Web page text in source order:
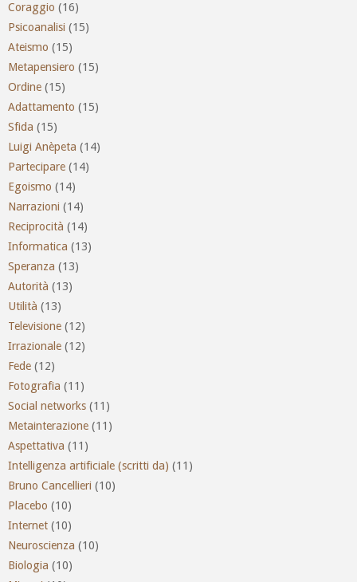
Coraggio (16)
Psicoanalisi (15)
Ateismo (15)
Metapensiero (15)
Ordine (15)
Adattamento (15)
Sfida (15)
Luigi Anèpeta (14)
Partecipare (14)
Egoismo (14)
Narrazioni (14)
Reciprocità (14)
Informatica (13)
Speranza (13)
Autorità (13)
Utilità (13)
Televisione (12)
Irrazionale (12)
Fede (12)
Fotografia (11)
Social networks (11)
Metainterazione (11)
Aspettativa (11)
Intelligenza artificiale (scritti da) (11)
Bruno Cancellieri (10)
Placebo (10)
Internet (10)
Neuroscienza (10)
Biologia (10)